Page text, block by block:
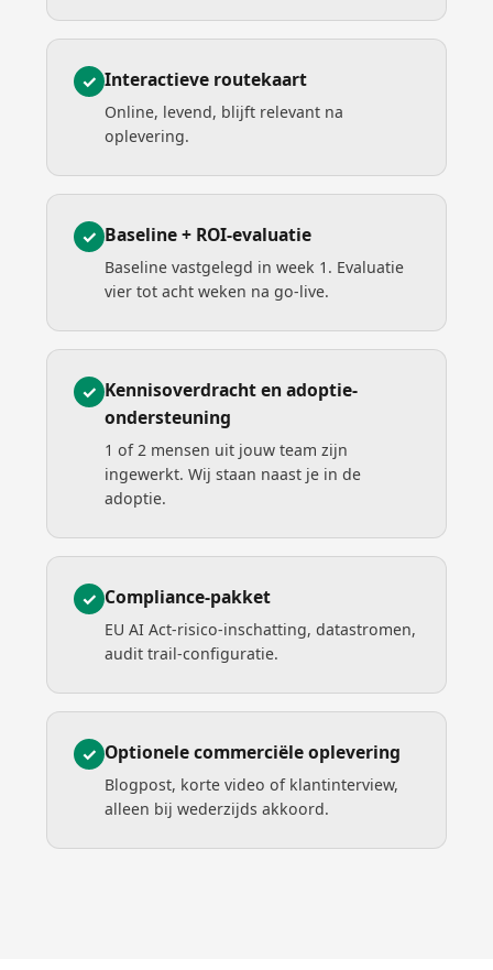
✓ Interactieve routekaart
Online, levend, blijft relevant na
oplevering.
✓ Baseline + ROI-evaluatie
Baseline vastgelegd in week 1. Evaluatie
vier tot acht weken na go-live.
✓ Kennisoverdracht en adoptie-
ondersteuning
1 of 2 mensen uit jouw team zijn
ingewerkt. Wij staan naast je in de
adoptie.
✓ Compliance-pakket
EU AI Act-risico-inschatting, datastromen,
audit trail-configuratie.
✓ Optionele commerciële oplevering
Blogpost, korte video of klantinterview,
alleen bij wederzijds akkoord.